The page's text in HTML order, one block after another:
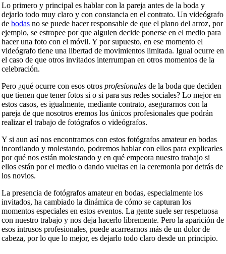
Lo primero y principal es hablar con la pareja antes de la boda y
dejarlo todo muy claro y con constancia en el contrato. Un videógrafo
de bodas no se puede hacer responsable de que el plano del arroz, por
ejemplo, se estropee por que alguien decide ponerse en el medio para
hacer una foto con el móvil. Y por supuesto, en ese momento el
videógrafo tiene una libertad de movimientos limitada. Igual ocurre en
el caso de que otros invitados interrumpan en otros momentos de la
celebración.
Pero ¿qué ocurre con esos otros profesionales de la boda que deciden
que tienen que tener fotos si o si para sus redes sociales? Lo mejor en
estos casos, es igualmente, mediante contrato, asegurarnos con la
pareja de que nosotros eremos los únicos profesionales que podrán
realizar el trabajo de fotógrafos o videógrafos.
Y si aun así nos encontramos con estos fotógrafos amateur en bodas
incordiando y molestando, podremos hablar con ellos para explicarles
por qué nos están molestando y en qué empeora nuestro trabajo si
ellos están por el medio o dando vueltas en la ceremonia por detrás de
los novios.
La presencia de fotógrafos amateur en bodas, especialmente los
invitados, ha cambiado la dinámica de cómo se capturan los
momentos especiales en estos eventos. La gente suele ser respetuosa
con nuestro trabajo y nos deja hacerlo libremente. Pero la aparición de
esos intrusos profesionales, puede acarrearnos más de un dolor de
cabeza, por lo que lo mejor, es dejarlo todo claro desde un principio.